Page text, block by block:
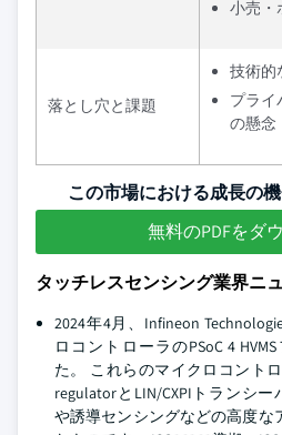
小売・
落とし穴と課題
技術的
プライ
の懸念
この市場における成長の
無料のPDFをダ
タッチレスセンシング業界ニ
2024年4月、Infineon
ロコントローラのPSoC 4
た。 これらのマイクロコント
regulatorとLIN/CXPIトランシー
や誘導センシングなどの高度な